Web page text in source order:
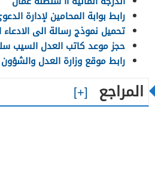
رابط بوابة المحامين لإدارة
تحميل نموذج رسالة الى
حجز موعد كاتب العدل السيب
رابط موقع وزارة العدل
المراجع